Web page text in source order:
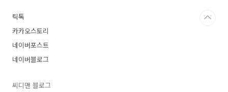
틱톡
카카오스토리
네이버포스트
네이버블로그
씨디맨 블로그